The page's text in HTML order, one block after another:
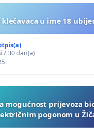
u ime 18
/ 30 dan(a)
mogućnost prijevoza
pogonom u